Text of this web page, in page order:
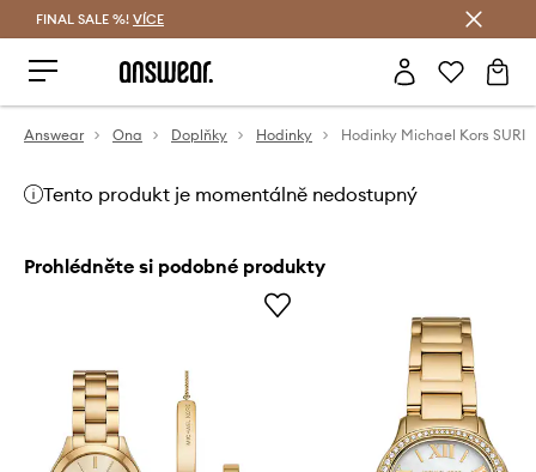
FINAL SALE %! VÍCE
Answear Ona Doplňky Hodinky Hodinky Michael Kors SURI
Tento produkt je momentálně nedostupný
Prohlédněte si podobné produkty